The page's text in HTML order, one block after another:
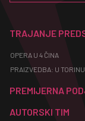
TRAJANJE
OPERA U 4 ČINA
PRAIZVEDBA: U
PREMIJERNA
AUTORSKI TIM